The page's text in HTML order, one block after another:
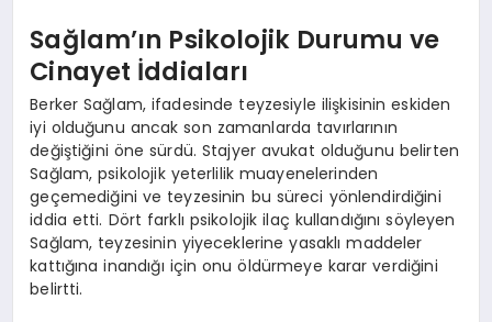
Sağlam’ın Psikolojik Durumu ve
Cinayet İddiaları
Berker Sağlam, ifadesinde teyzesiyle ilişkisinin eskiden
iyi olduğunu ancak son zamanlarda tavırlarının
değiştiğini öne sürdü. Stajyer avukat olduğunu belirten
Sağlam, psikolojik yeterlilik muayenelerinden
geçemediğini ve teyzesinin bu süreci yönlendirdiğini
iddia etti. Dört farklı psikolojik ilaç kullandığını söyleyen
Sağlam, teyzesinin yiyeceklerine yasaklı maddeler
kattığına inandığı için onu öldürmeye karar verdiğini
belirtti.